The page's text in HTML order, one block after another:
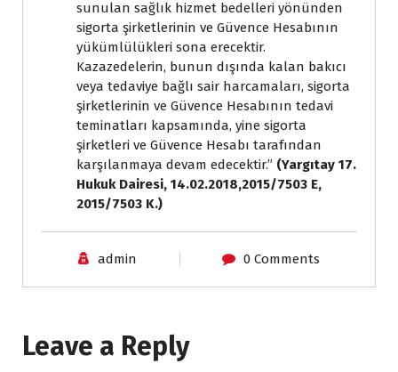
sunulan sağlık hizmet bedelleri yönünden
sigorta şirketlerinin ve Güvence Hesabının
yükümlülükleri sona erecektir.
Kazazedelerin, bunun dışında kalan bakıcı
veya tedaviye bağlı sair harcamaları, sigorta
şirketlerinin ve Güvence Hesabının tedavi
teminatları kapsamında, yine sigorta
şirketleri ve Güvence Hesabı tarafından
karşılanmaya devam edecektir.’’ (Yargıtay 17.
Hukuk Dairesi, 14.02.2018,2015/7503 E,
2015/7503 K.)
admin 0 Comments
Leave a Reply